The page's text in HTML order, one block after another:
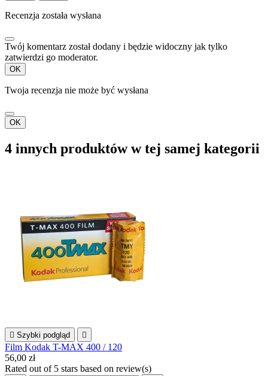
Recenzja została wysłana
Twój komentarz został dodany i będzie widoczny jak tylko
zatwierdzi go moderator.
OK
Twoja recenzja nie może być wysłana
OK
4 innych produktów w tej samej kategorii
 Szybki podgląd 
Film Kodak T-MAX 400 / 120
56,00 zł
Rated out of 5 stars based on review(s)